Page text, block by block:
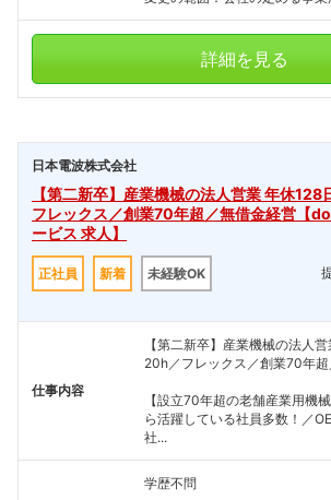
詳細を見る
日本電波株式会社
【第二新卒】産業機械の法人営業 年休
フレックス／創業70年超／無借金経営【
ービス 求人】
正社員 新着 未経験OK
仕事内容
【第二新卒】産業機械の法人
20h／フレックス／創業70年
【設立70年超の老舗産業用機
ら活躍している社員多数！／
社...
学歴不問